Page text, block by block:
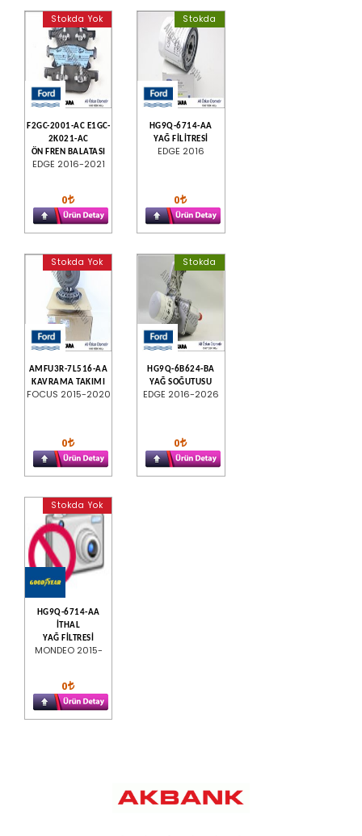
Stokda Yok
F2GC-2001-AC E1GC-
2K021-AC
ÖN FREN BALATASI
EDGE 2016-2021
0
Stokda
HG9Q-6714-AA
YAĞ FİLİTRESİ
EDGE 2016
0
Stokda Yok
AMFU3R-7L516-AA
KAVRAMA TAKIMI
FOCUS 2015-2020
0
Stokda
HG9Q-6B624-BA
YAĞ SOĞUTUSU
EDGE 2016-2026
0
Stokda Yok
HG9Q-6714-AA
İTHAL
YAĞ FİLTRESİ
MONDEO 2015-
0